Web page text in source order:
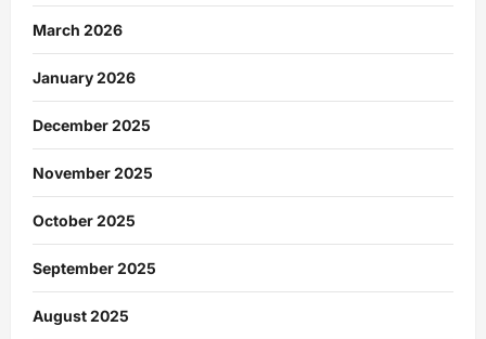
March 2026
January 2026
December 2025
November 2025
October 2025
September 2025
August 2025